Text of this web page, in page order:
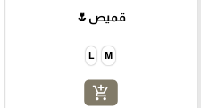
قميص🌷
M
L
add_shopping_cart